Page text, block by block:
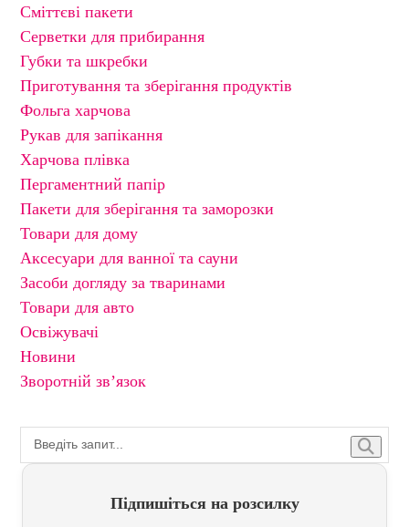
Сміттєві пакети
Серветки для прибирання
Губки та шкребки
Приготування та зберігання продуктів
Фольга харчова
Рукав для запікання
Харчова плівка
Пергаментний папір
Пакети для зберігання та заморозки
Товари для дому
Аксесуари для ванної та сауни
Засоби догляду за тваринами
Товари для авто
Освіжувачі
Новини
Зворотній зв’язок
Підпишіться на розсилку